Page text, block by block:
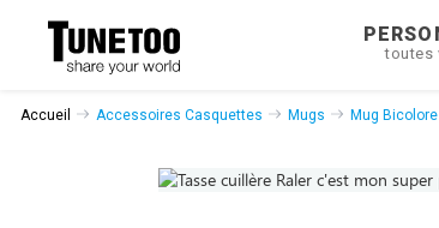
toutes
Accueil Accessoires Casquettes Mugs Mug Bicolore